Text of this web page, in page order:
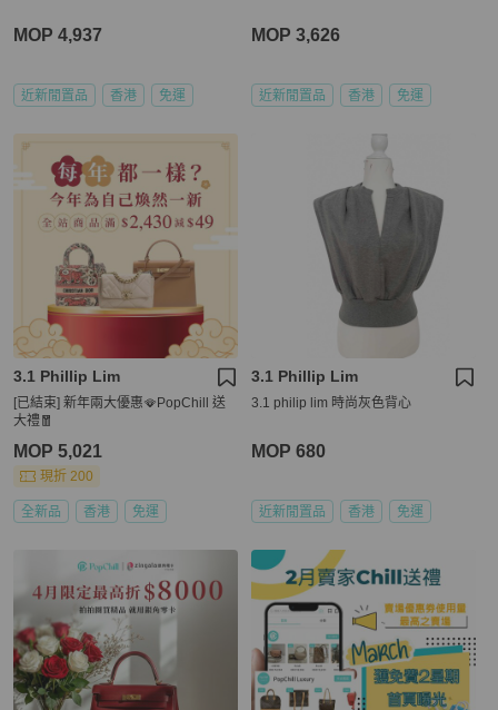
MOP 4,937
近新閒置品 香港 免運
MOP 3,626
近新閒置品 香港 免運
3.1 Phillip Lim
[已結束] 新年兩大優惠🪭PopChill 送
大禮🧧
MOP 5,021
現折 200
全新品 香港 免運
3.1 Phillip Lim
3.1 philip lim 時尚灰色背心
MOP 680
近新閒置品 香港 免運